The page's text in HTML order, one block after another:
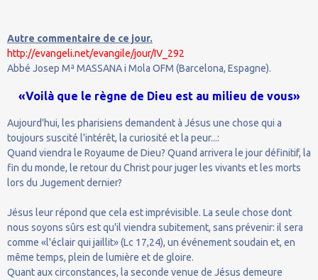
Autre commentaire de ce jour.
http://evangeli.net/evangile/jour/IV_292
Abbé Josep Mª MASSANA i Mola OFM (Barcelona, Espagne).
«Voilà que le règne de Dieu est au milieu de vous»
Aujourd'hui, les pharisiens demandent à Jésus une chose qui a
toujours suscité l'intérêt, la curiosité et la peur...:
Quand viendra le Royaume de Dieu? Quand arrivera le jour définitif, la
fin du monde, le retour du Christ pour juger les vivants et les morts
lors du Jugement dernier?
Jésus leur répond que cela est imprévisible. La seule chose dont
nous soyons sûrs est qu'il viendra subitement, sans prévenir: il sera
comme «l'éclair qui jaillit» (Lc 17,24), un événement soudain et, en
même temps, plein de lumière et de gloire.
Quant aux circonstances, la seconde venue de Jésus demeure